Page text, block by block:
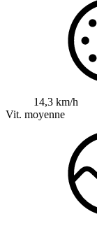
14,3 km/h
Vit. moyenne